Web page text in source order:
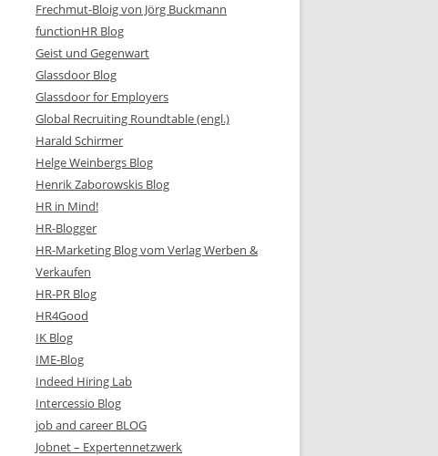
Frechmut-Bloig von Jörg Buckmann
functionHR Blog
Geist und Gegenwart
Glassdoor Blog
Glassdoor for Employers
Global Recruiting Roundtable (engl.)
Harald Schirmer
Helge Weinbergs Blog
Henrik Zaborowskis Blog
HR in Mind!
HR-Blogger
HR-Marketing Blog vom Verlag Werben &
Verkaufen
HR-PR Blog
HR4Good
IK Blog
IME-Blog
Indeed Hiring Lab
Intercessio Blog
job and career BLOG
Jobnet – Expertennetzwerk